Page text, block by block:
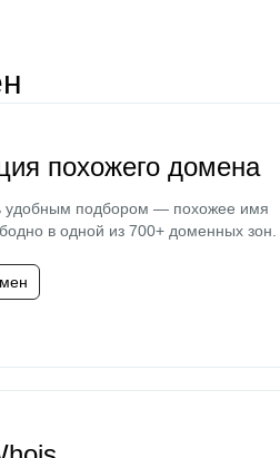
похожего домена
удобным подбором — похожее имя
в одной из 700+ доменных зон.